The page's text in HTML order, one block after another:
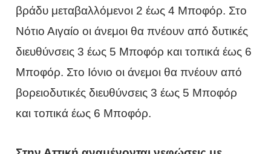
βράδυ μεταβαλλόμενοι 2 έως 4 Μποφόρ. Στο
Νότιο Αιγαίο οι άνεμοι θα πνέουν από δυτικές
διευθύνσεις 3 έως 5 Μποφόρ και τοπικά έως 6
Μποφόρ. Στο Ιόνιο οι άνεμοι θα πνέουν από
βορειοδυτικές διευθύνσεις 3 έως 5 Μποφόρ
και τοπικά έως 6 Μποφόρ.